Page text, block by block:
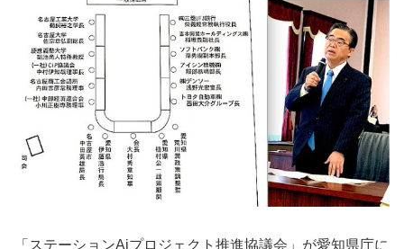
「ステーションAiプロジェクト推進協議会」が愛知県庁に